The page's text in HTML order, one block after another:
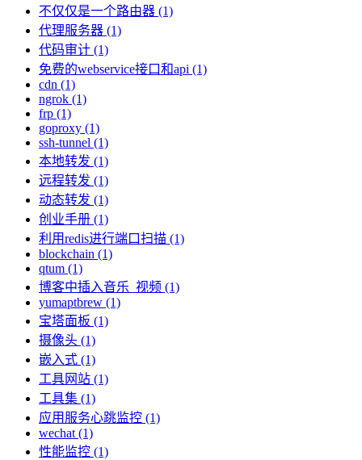
不仅仅是一个路由器 (1)
代理服务器 (1)
代码审计 (1)
免费的webservice接口和api (1)
cdn (1)
ngrok (1)
frp (1)
goproxy (1)
ssh-tunnel (1)
本地转发 (1)
远程转发 (1)
动态转发 (1)
创业手册 (1)
利用redis进行端口扫描 (1)
blockchain (1)
qtum (1)
博客中插入音乐_视频 (1)
yumaptbrew (1)
宝塔面板 (1)
摄像头 (1)
嵌入式 (1)
工具网站 (1)
工具集 (1)
应用服务心跳监控 (1)
wechat (1)
性能监控 (1)